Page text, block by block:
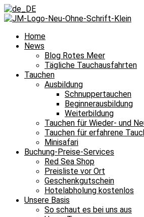
Home
News
Blog Rotes Meer
Tägliche Tauchausfahrten
Tauchen
Ausbildung
Schnuppertauchen
Beginnerausbildung
Weiterbildung
Tauchen für Wieder- und
Tauchen für erfahrene
Minisafari
Buchung-Preise-Services
Red Sea Shop
Preisliste vor Ort
Geschenkgutschein
Hotelabholung kostenlos
Unsere Basis
So schaut es bei uns aus